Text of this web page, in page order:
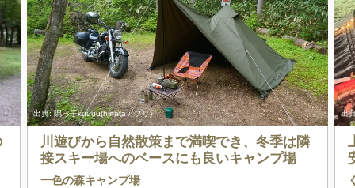
出典:隅っ子kuuuu(hinataアプリ)
川遊びから自然散策まで満喫でき、冬季は隣
接スキー場へのベースにも良いキャンプ場
一色の森キャンプ場
出